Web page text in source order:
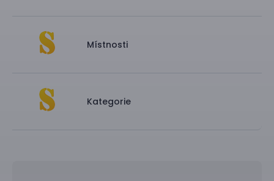
Místnosti
Kategorie